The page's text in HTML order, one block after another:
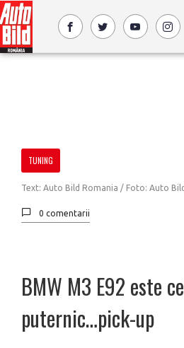
TUNING
Text: Auto Bild Romania / Foto: Auto
0 comentarii
BMW M3 E92 este
puternic…pick-up